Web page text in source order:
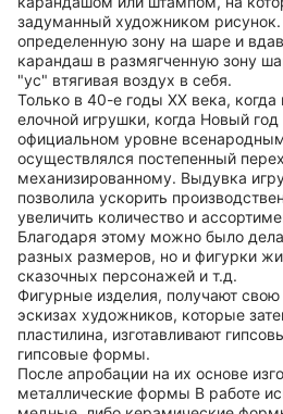
задуманный художником рисунок.
определенную зону на шаре и
карандаш в размягченную зону
"ус" втягивая воздух в себя.
Только в 40-е годы ХХ века, когда
елочной игрушки, когда Новый год
официальном уровне
осуществлялся постепенный
механизированному. Выдувка
позволила ускорить
увеличить количество и
Благодаря этому можно было
разных размеров, но и фигурки
сказочных персонажей и т.д.
Фигурные изделия, получают
эскизах художников, которые
пластилина, изготавливают
гипсовые формы.
После апробации на их основе
металлические формы В работе